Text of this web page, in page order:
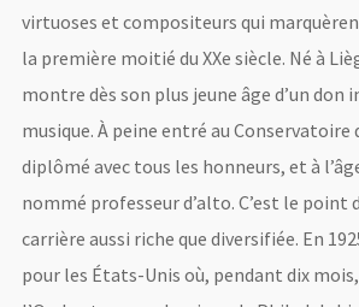
virtuoses et compositeurs qui
la première moitié du XXe siècle. Né à
montre dès son plus jeune âge d’un don
musique. À peine entré au Conservatoire
diplômé avec tous les honneurs, et à
nommé professeur d’alto. C’est le point
carrière aussi riche que diversifiée. En
pour les États-Unis où, pendant dix